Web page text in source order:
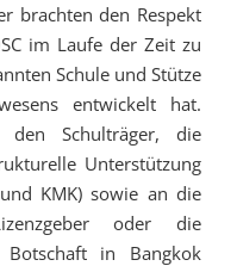
brachten den Respekt
im Laufe der Zeit zu
Schule und Stütze
entwickelt hat.
Schulträger, die
Unterstützung
KMK) sowie an die
oder die
Botschaft in Bangkok